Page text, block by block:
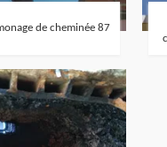
de cheminée 87